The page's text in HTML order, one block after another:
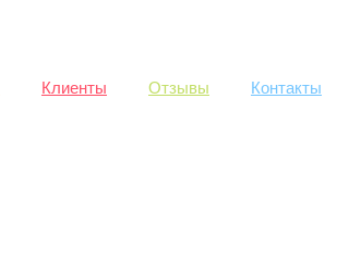
Клиенты Отзывы Контакты